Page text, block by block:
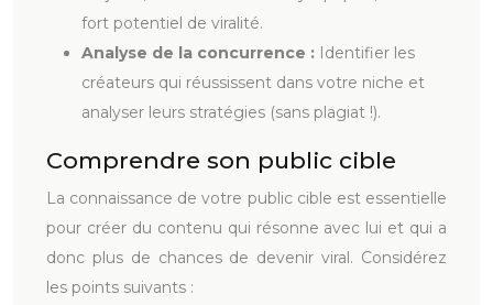
fort potentiel de viralité.
Analyse de la concurrence : Identifier les
créateurs qui réussissent dans votre niche et
analyser leurs stratégies (sans plagiat !).
Comprendre son public cible
La connaissance de votre public cible est essentielle
pour créer du contenu qui résonne avec lui et qui a
donc plus de chances de devenir viral. Considérez
les points suivants :